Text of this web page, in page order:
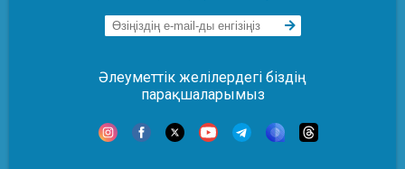
Әлеуметтік желілердегі біздің
парақшаларымыз